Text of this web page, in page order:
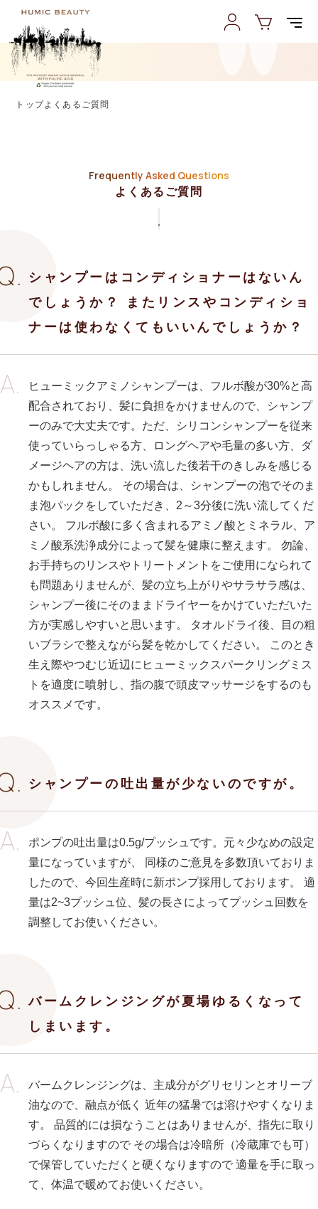
トップよくあるご質問
Frequently Asked Questions
よくあるご質問
シャンプーはコンディショナーはないん
でしょうか？ またリンスやコンディショ
ナーは使わなくてもいいんでしょうか？
ヒューミックアミノシャンプーは、フルボ酸が30%と高
配合されており、髪に負担をかけませんので、シャンプ
ーのみで大丈夫です。ただ、シリコンシャンプーを従来
使っていらっしゃる方、ロングヘアや毛量の多い方、ダ
メージヘアの方は、洗い流した後若干のきしみを感じる
かもしれません。 その場合は、シャンプーの泡でそのま
ま泡パックをしていただき、2～3分後に洗い流してくだ
さい。 フルボ酸に多く含まれるアミノ酸とミネラル、ア
ミノ酸系洗浄成分によって髪を健康に整えます。 勿論、
お手持ちのリンスやトリートメントをご使用になられて
も問題ありませんが、髪の立ち上がりやサラサラ感は、
シャンプー後にそのままドライヤーをかけていただいた
方が実感しやすいと思います。 タオルドライ後、目の粗
いブラシで整えながら髪を乾かしてください。 このとき
生え際やつむじ近辺にヒューミックスパークリングミス
トを適度に噴射し、指の腹で頭皮マッサージをするのも
オススメです。
シャンプーの吐出量が少ないのですが。
ポンプの吐出量は0.5g/プッシュです。元々少なめの設定
量になっていますが、 同様のご意見を多数頂いておりま
したので、今回生産時に新ポンプ採用しております。 適
量は2~3プッシュ位、髪の長さによってプッシュ回数を
調整してお使いください。
バームクレンジングが夏場ゆるくなって
しまいます。
バームクレンジングは、主成分がグリセリンとオリーブ
油なので、融点が低く 近年の猛暑では溶けやすくなりま
す。 品質的には損なうことはありませんが、指先に取り
づらくなりますので その場合は冷暗所（冷蔵庫でも可）
で保管していただくと硬くなりますので 適量を手に取っ
て、体温で暖めてお使いください。